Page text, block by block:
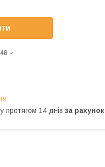
протягом 14 днів за